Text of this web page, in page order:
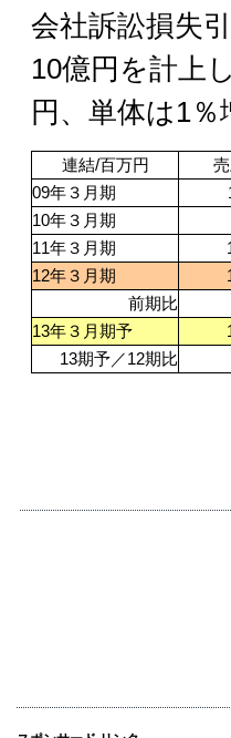
会社訴訟損失
10億円を計上
円、単体は1
連結/百万円
09年３月期
10年３月期
11年３月期
12年３月期
前期比
13年３月期予
13期予／12期比